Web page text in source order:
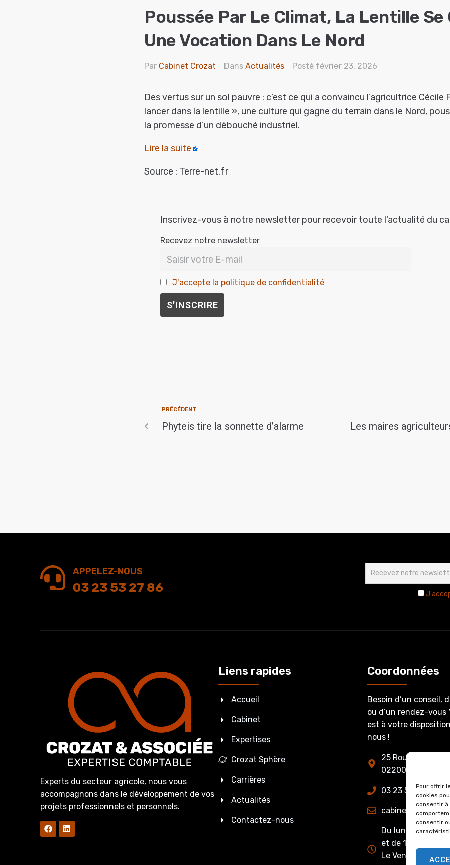
Pour offrir
cookies
consentir
consentir
Poussée Par Le Climat, La Lentille Se
Une Vocation Dans Le Nord
Par Cabinet Crozat Dans Actualités Posté février 23, 2026
Des vertus sur un sol pauvre : c’est ce qui a convaincu l’agricultrice Cécile
lancer dans la lentille », une culture qui gagne du terrain dans le Nord,
la promesse d’un débouché industriel.
Lire la suite
Source : Terre-net.fr
Inscrivez-vous à notre newsletter pour recevoir toute l'actualité du
Recevez notre newsletter
J'accepte la politique de confidentialité
PRÉCÉDENT
Phyteis tire la sonnette d’alarme
Les maires
APPELEZ-NOUS
03 23 53 27 86
Experts du secteur agricole, nous vous
accompagnons dans le développement de vos
projets professionnels et personnels.
Liens rapides
Accueil
Cabinet
Expertises
Crozat Sphère
Carrières
Actualités
Contactez-nous
Coordonnées
Besoin d’un conseil,
ou d’un rendez-vous
est à votre
nous !
25 Route de Fère-
02200 Belleu
03 23 53 27 86
Du lundi au jeudi :
et de 13h15 à
Le Vendredi : de